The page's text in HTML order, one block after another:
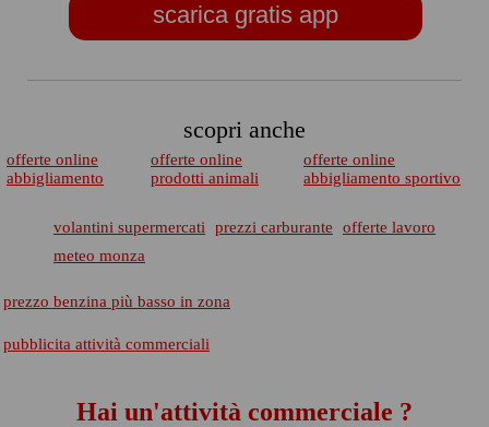
scarica gratis app
scopri anche
offerte online
abbigliamento
offerte online
prodotti animali
offerte online
abbigliamento sportivo
volantini supermercati prezzi carburante
offerte lavoro
meteo monza
prezzo benzina più basso in zona
pubblicita attività commerciali
Hai un'attività commerciale ?